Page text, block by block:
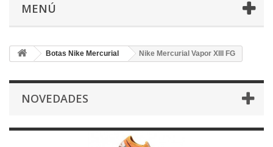
MENÚ
Botas Nike Mercurial Nike Mercurial Vapor XIII FG
NOVEDADES